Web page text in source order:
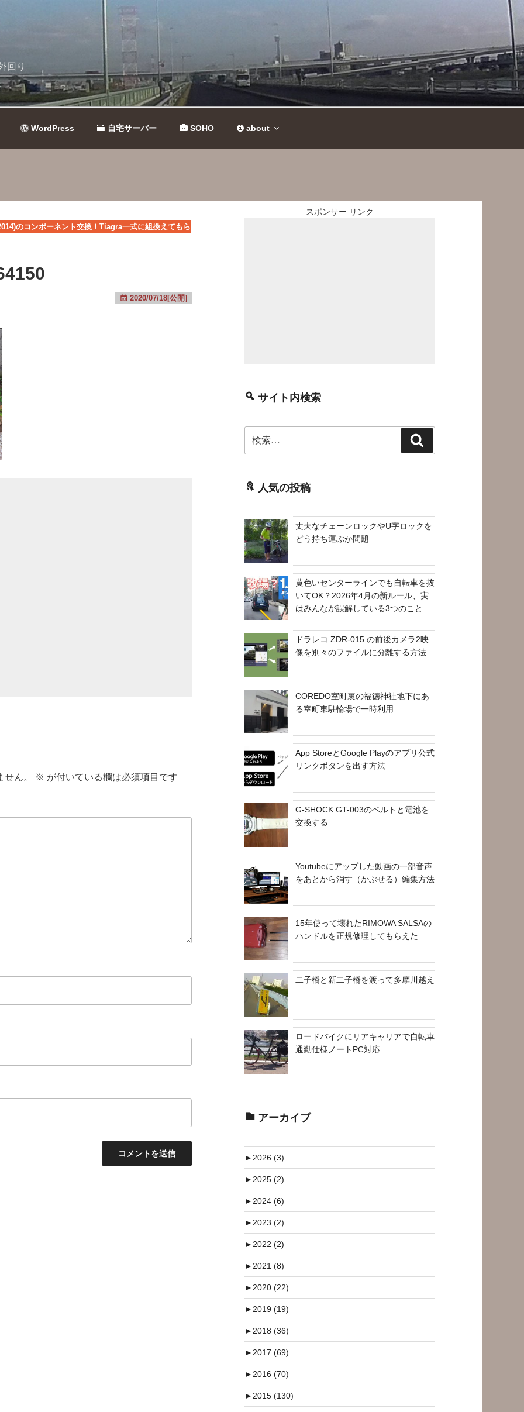
回り
WordPress 自宅サーバー SOHO about
のコンポーネント交換！Tiagra一式に組換えてもら
2020/07/18[公開]
ん。 ※ が付いている欄は必須項目です
スポンサー リンク
サイト内検索
索:
索
人気の投稿
丈夫なチェーンロックやU字ロックを
どう持ち運ぶか問題
黄色いセンターラインでも自転車を抜
いてOK？2026年4月の新ルール、実
はみんなが誤解している3つのこと
ドラレコ ZDR-015 の前後カメラ2映
像を別々のファイルに分離する方法
COREDO室町裏の福徳神社地下にあ
る室町東駐輪場で一時利用
App StoreとGoogle Playのアプリ公式
リンクボタンを出す方法
G-SHOCK GT-003のベルトと電池を
交換する
Youtubeにアップした動画の一部音声
をあとから消す（かぶせる）編集方法
15年使って壊れたRIMOWA SALSAの
ハンドルを正規修理してもらえた
二子橋と新二子橋を渡って多摩川越え
ロードバイクにリアキャリアで自転車
通勤仕様ノートPC対応
アーカイブ
►2026 (3)
►2025 (2)
►2024 (6)
►2023 (2)
►2022 (2)
►2021 (8)
►2020 (22)
►2019 (19)
►2018 (36)
►2017 (69)
►2016 (70)
►2015 (130)